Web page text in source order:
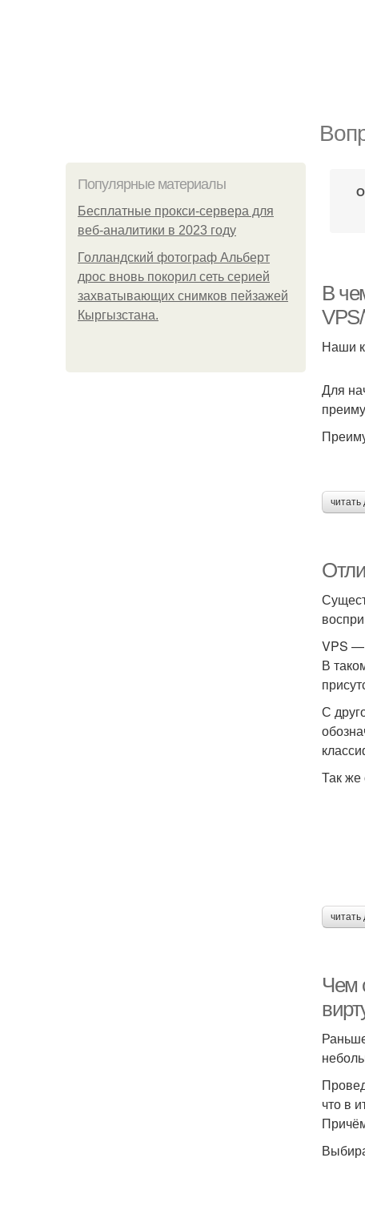
Популярные материалы
Бесплатные прокси-сервера для
веб-аналитики в 2023 году
Голландский фотограф Альберт
дрос вновь покорил сеть серией
захватывающих снимков пейзажей
Кыргызстана.
В
Наши
Для
VPS —
В
С
Так же
Чем
что в